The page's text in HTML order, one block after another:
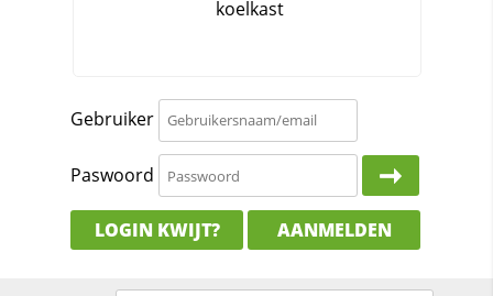
Gebruiker
Paswoord
LOGIN KWIJT? AANMELDEN